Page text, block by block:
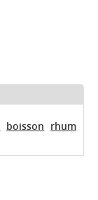
boisson rhum